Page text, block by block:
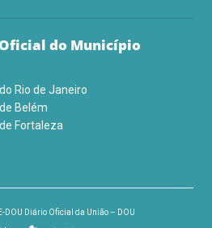
do Município
Rio de Janeiro
Belém
Fortaleza
DOU Diário Oficial da União – DOU